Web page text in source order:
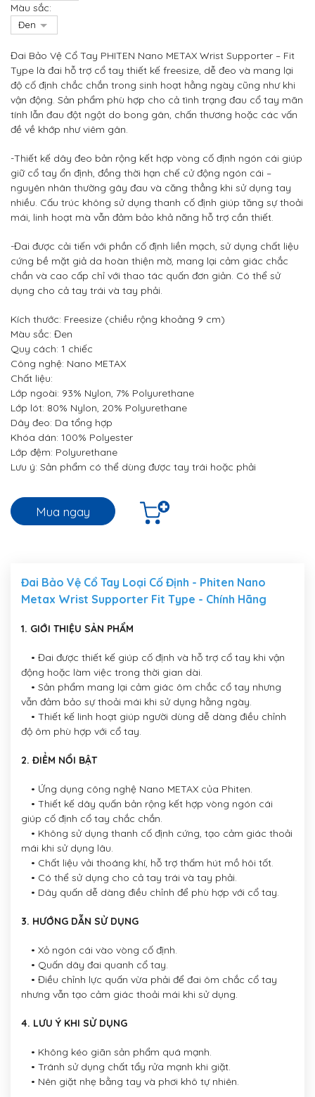
Màu sắc:
Đai Bảo Vệ Cổ Tay PHITEN Nano METAX Wrist Supporter – Fit
Type là đai hỗ trợ cổ tay thiết kế freesize, dễ đeo và mang lại
độ cố định chắc chắn trong sinh hoạt hằng ngày cũng như khi
vận động. Sản phẩm phù hợp cho cả tình trạng đau cổ tay mãn
tính lẫn đau đột ngột do bong gân, chấn thương hoặc các vấn
đề về khớp như viêm gân.
-Thiết kế dây đeo bản rộng kết hợp vòng cố định ngón cái giúp
giữ cổ tay ổn định, đồng thời hạn chế cử động ngón cái –
nguyên nhân thường gây đau và căng thẳng khi sử dụng tay
nhiều. Cấu trúc không sử dụng thanh cố định giúp tăng sự thoải
mái, linh hoạt mà vẫn đảm bảo khả năng hỗ trợ cần thiết.
-Đai được cải tiến với phần cố định liền mạch, sử dụng chất liệu
cứng bề mặt giả da hoàn thiện mờ, mang lại cảm giác chắc
chắn và cao cấp chỉ với thao tác quấn đơn giản. Có thể sử
dụng cho cả tay trái và tay phải.
Kích thước: Freesize (chiều rộng khoảng 9 cm)
Màu sắc: Đen
Quy cách: 1 chiếc
Công nghệ: Nano METAX
Chất liệu:
Lớp ngoài: 93% Nylon, 7% Polyurethane
Lớp lót: 80% Nylon, 20% Polyurethane
Dây đeo: Da tổng hợp
Khóa dán: 100% Polyester
Lớp đệm: Polyurethane
Lưu ý: Sản phẩm có thể dùng được tay trái hoặc phải
Mua ngay
Đai Bảo Vệ Cổ Tay Loại Cố Định - Phiten Nano
Metax Wrist Supporter Fit Type - Chính Hãng
1. GIỚI THIỆU SẢN PHẨM
• Đai được thiết kế giúp cố định và hỗ trợ cổ tay khi vận
động hoặc làm việc trong thời gian dài.
• Sản phẩm mang lại cảm giác ôm chắc cổ tay nhưng
vẫn đảm bảo sự thoải mái khi sử dụng hằng ngày.
• Thiết kế linh hoạt giúp người dùng dễ dàng điều chỉnh
độ ôm phù hợp với cổ tay.
2. ĐIỂM NỔI BẬT
• Ứng dụng công nghệ Nano METAX của Phiten.
• Thiết kế dây quấn bản rộng kết hợp vòng ngón cái
giúp cố định cổ tay chắc chắn.
• Không sử dụng thanh cố định cứng, tạo cảm giác thoải
mái khi sử dụng lâu.
• Chất liệu vải thoáng khí, hỗ trợ thấm hút mồ hôi tốt.
• Có thể sử dụng cho cả tay trái và tay phải.
• Dây quấn dễ dàng điều chỉnh để phù hợp với cổ tay.
3. HƯỚNG DẪN SỬ DỤNG
• Xỏ ngón cái vào vòng cố định.
• Quấn dây đai quanh cổ tay.
• Điều chỉnh lực quấn vừa phải để đai ôm chắc cổ tay
nhưng vẫn tạo cảm giác thoải mái khi sử dụng.
4. LƯU Ý KHI SỬ DỤNG
• Không kéo giãn sản phẩm quá mạnh.
• Tránh sử dụng chất tẩy rửa mạnh khi giặt.
• Nên giặt nhẹ bằng tay và phơi khô tự nhiên.